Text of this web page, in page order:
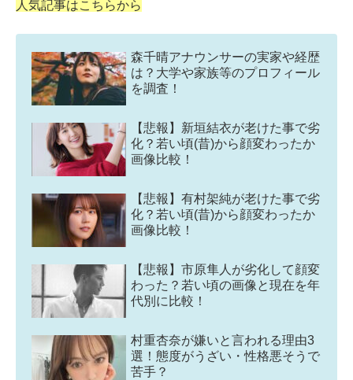
人気記事はこちらから
森千晴アナウンサーの実家や経歴
は？大学や家族等のプロフィール
を調査！
【悲報】新垣結衣が老けた事で劣
化？若い頃(昔)から顔変わったか
画像比較！
【悲報】有村架純が老けた事で劣
化？若い頃(昔)から顔変わったか
画像比較！
【悲報】市原隼人が劣化して顔変
わった？若い頃の画像と現在を年
代別に比較！
村重杏奈が嫌いと言われる理由3
選！態度がうざい・性格悪そうで
苦手？